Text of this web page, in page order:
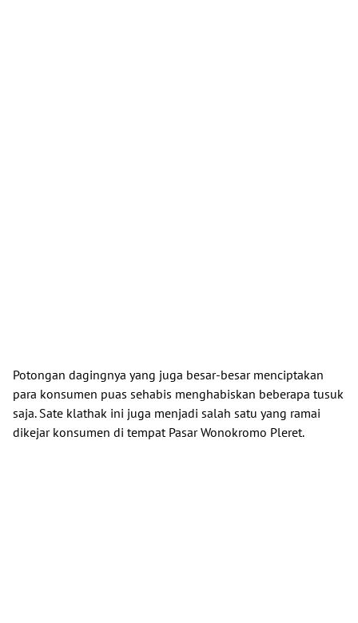
Potongan dagingnya yang juga besar-besar menciptakan
para konsumen puas sehabis menghabiskan beberapa tusuk
saja. Sate klathak ini juga menjadi salah satu yang ramai
dikejar konsumen di tempat Pasar Wonokromo Pleret.